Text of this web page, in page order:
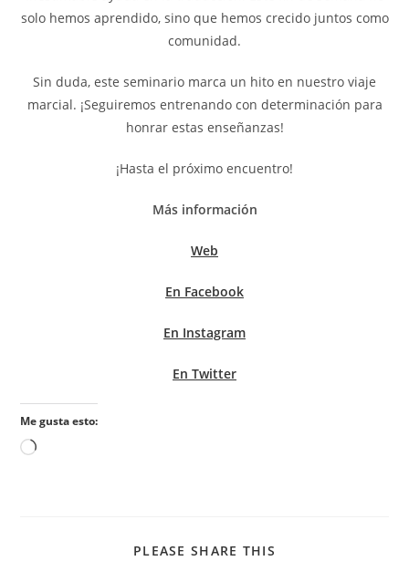
solo hemos aprendido, sino que hemos crecido juntos como
comunidad.
Sin duda, este seminario marca un hito en nuestro viaje
marcial. ¡Seguiremos entrenando con determinación para
honrar estas enseñanzas!
¡Hasta el próximo encuentro!
Más información
Web
En Facebook
En Instagram
En Twitter
Me gusta esto:
PLEASE SHARE THIS